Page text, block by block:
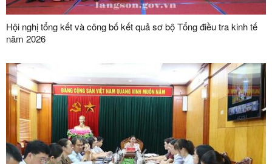
Hội nghị tổng kết và công bố kết quả sơ bộ Tổng điều tra kinh tế
năm 2026